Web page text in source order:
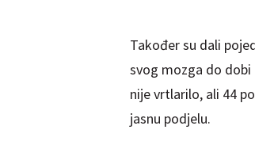
Također su dali
svog mozga do
nije vrtlarilo, ali 44
jasnu podjelu.